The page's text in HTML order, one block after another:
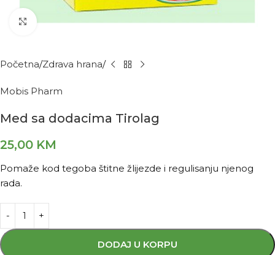
Kliknite za povećanje
Početna Zdrava hrana
Mobis Pharm
Med sa dodacima Tirolag
25,00 KM
Pomaže kod tegoba štitne žlijezde i regulisanju njenog
rada.
DODAJ U KORPU